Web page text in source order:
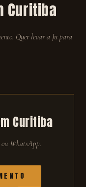
Curitiba
Quer levar a Ju para
Curitiba
WhatsApp.